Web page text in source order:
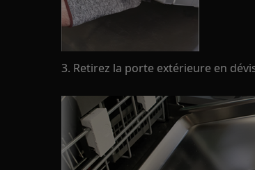
3. Retirez la porte extérieure en